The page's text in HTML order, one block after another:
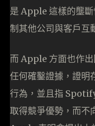
是 Apple 這樣的壟
制其他公司與客戶互
而 Apple 方面也作
任何確鑿證據，證明
行為，並且指
取得競爭優勢，而不